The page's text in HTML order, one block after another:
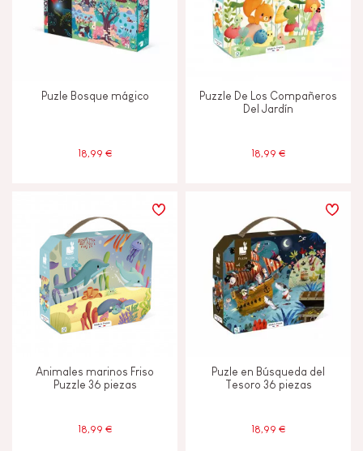
Puzle Bosque mágico
18,99 €
Puzzle De Los Compañeros
Del Jardín
18,99 €
Animales marinos Friso
Puzzle 36 piezas
18,99 €
Puzle en Búsqueda del
Tesoro 36 piezas
18,99 €